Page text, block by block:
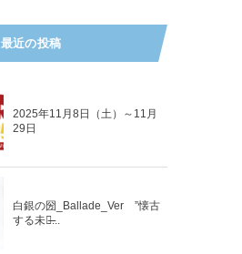
最近の投稿
2025年11月8日（土）～11月
29日
白銀の圀_Ballade_Ver ”懐古
する未来̶...